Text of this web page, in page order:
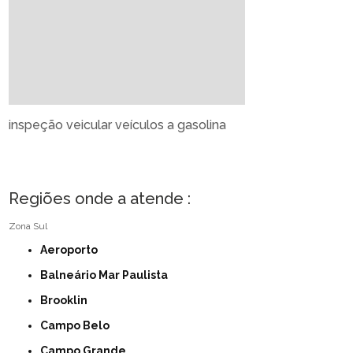
inspeção veicular veículos a gasolina
Regiões onde a atende :
Zona Sul
Aeroporto
Balneário Mar Paulista
Brooklin
Campo Belo